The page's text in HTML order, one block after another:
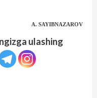
A. SAYIBNAZAROV
ulashing